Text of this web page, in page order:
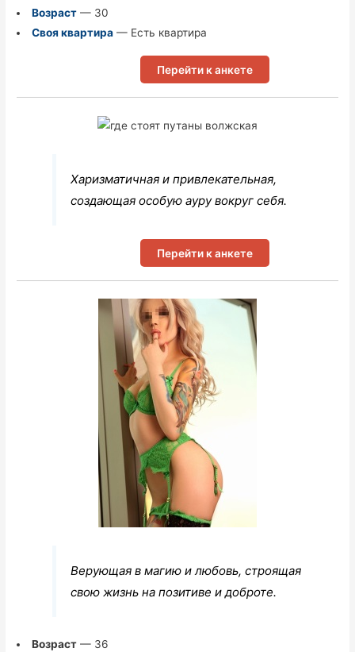
Возраст— 30
Своя квартира— Есть квартира
Перейти к анкете
Харизматичная и привлекательная,
создающая особую ауру вокруг себя.
Перейти к анкете
Верующая в магию и любовь, строящая
свою жизнь на позитиве и доброте.
Возраст— 36